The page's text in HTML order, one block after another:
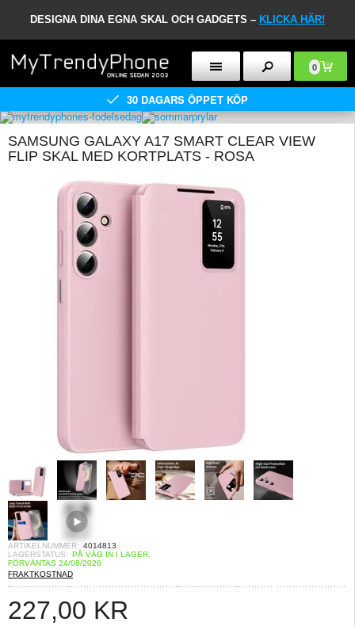
DESIGNA DINA EGNA SKAL OCH GADGETS – KLICKA HÄR!
0
30 DAGARS ÖPPET KÖP
SAMSUNG GALAXY A17 SMART CLEAR VIEW
FLIP SKAL MED KORTPLATS - ROSA
ARTIKELNUMMER: 4014813
LAGERSTATUS: PÅ VÄG IN I LAGER.
FÖRVÄNTAS 24/08/2026
FRAKTKOSTNAD
227,00 KR